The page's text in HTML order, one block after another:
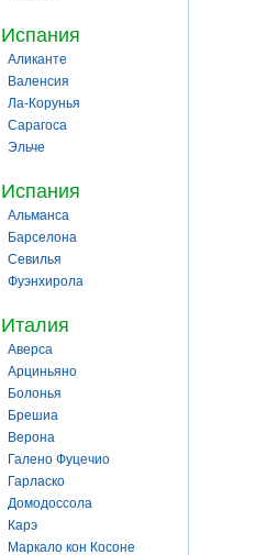
Испания
Аликанте
Валенсия
Ла-Корунья
Сарагоса
Эльче
Испания
Альманса
Барселона
Севилья
Фуэнхирола
Италия
Аверса
Арциньяно
Болонья
Брешиа
Верона
Галено Фуцечио
Гарласко
Домодоссола
Карэ
Маркало кон Косоне